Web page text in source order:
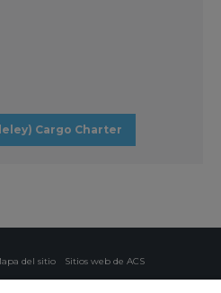
Cargo Charter
del sitio
Sitios web de ACS